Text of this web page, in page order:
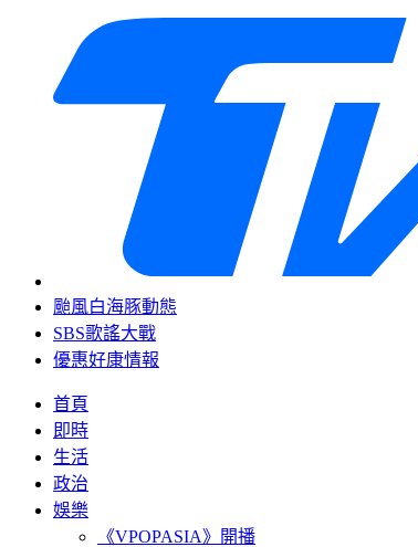
颱風白海豚動態
SBS歌謠大戰
優惠好康情報
首頁
即時
生活
政治
娛樂
《VPOPASIA》開播